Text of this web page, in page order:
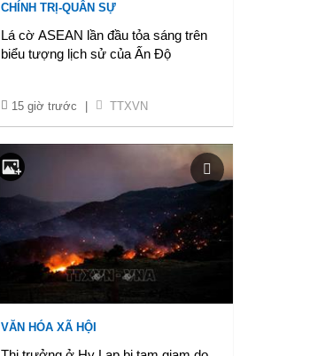
CHÍNH TRỊ-QUÂN SỰ
Lá cờ ASEAN lần đầu tỏa sáng trên
biểu tượng lịch sử của Ấn Độ
15 giờ trước TTXVN
VĂN HÓA XÃ HỘI